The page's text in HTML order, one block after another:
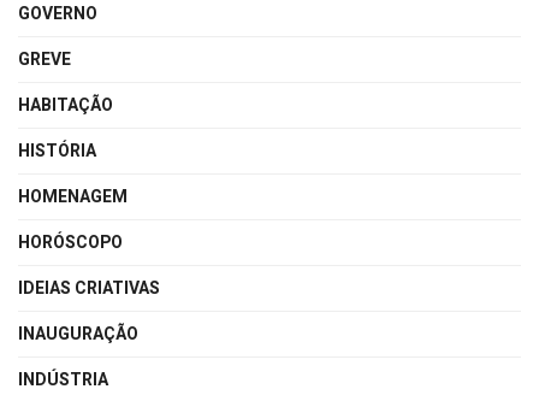
GOVERNO
GREVE
HABITAÇÃO
HISTÓRIA
HOMENAGEM
HORÓSCOPO
IDEIAS CRIATIVAS
INAUGURAÇÃO
INDÚSTRIA